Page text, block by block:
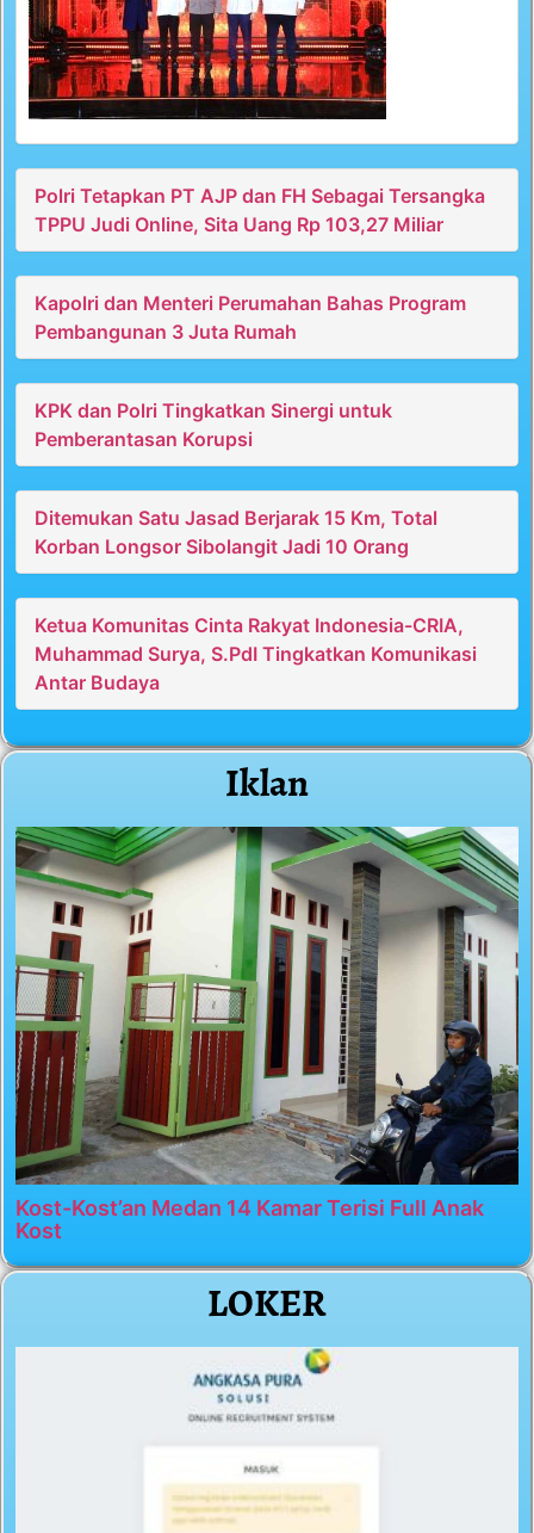
Polri Tetapkan PT AJP dan FH Sebagai Tersangka
TPPU Judi Online, Sita Uang Rp 103,27 Miliar
Kapolri dan Menteri Perumahan Bahas Program
Pembangunan 3 Juta Rumah
KPK dan Polri Tingkatkan Sinergi untuk
Pemberantasan Korupsi
Ditemukan Satu Jasad Berjarak 15 Km, Total
Korban Longsor Sibolangit Jadi 10 Orang
Ketua Komunitas Cinta Rakyat Indonesia-CRIA,
Muhammad Surya, S.PdI Tingkatkan Komunikasi
Antar Budaya
Iklan
Kost-Kost’an Medan 14 Kamar Terisi Full Anak
Kost
LOKER